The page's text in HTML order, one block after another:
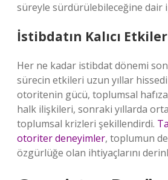
süreyle sürdürülebileceğine dair
İstibdatın Kalıcı
Her ne kadar istibdat dönemi
sürecin etkileri uzun yıllar
otoritenin gücü, toplumsal
halk ilişkileri, sonraki yıllarda
toplumsal krizleri şekillendirdi.
otoriter deneyimler, toplumun
özgürlüğe olan ihtiyaçlarını